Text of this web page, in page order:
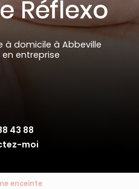
à domicile à Abbeville
entreprise
43 88
moi
enceinte